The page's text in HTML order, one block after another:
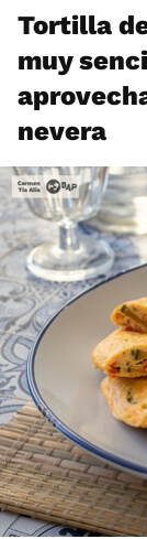
Tortilla
muy
nevera